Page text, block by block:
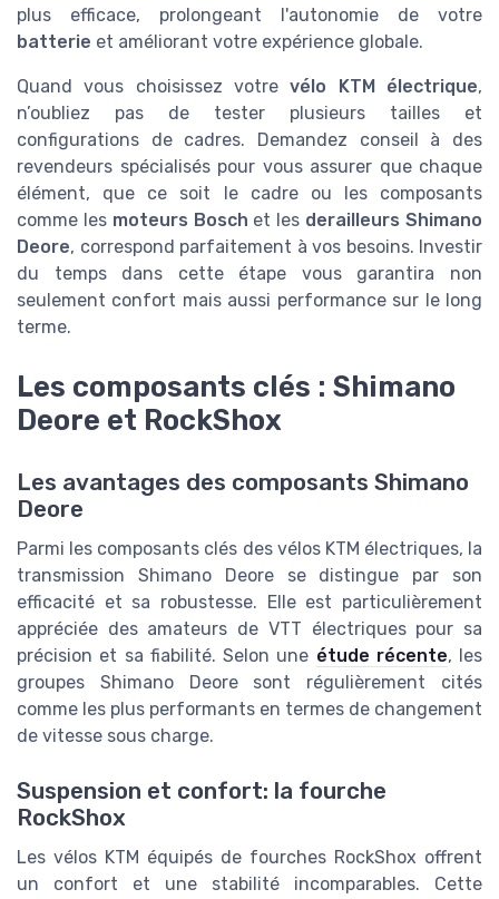
plus efficace, prolongeant l'autonomie de votre
batterie et améliorant votre expérience globale.
Quand vous choisissez votrevélo KTM électrique,
n’oubliez pas de tester plusieurs tailles et
configurations de cadres. Demandez conseil à des
revendeurs spécialisés pour vous assurer que chaque
élément, que ce soit le cadre ou les composants
comme les moteurs Bosch et les derailleurs Shimano
Deore, correspond parfaitement à vos besoins. Investir
du temps dans cette étape vous garantira non
seulement confort mais aussi performance sur le long
terme.
Les composants clés : Shimano
Deore et RockShox
Les avantages des composants Shimano
Deore
Parmi les composants clés des vélos KTM électriques, la
transmission Shimano Deore se distingue par son
efficacité et sa robustesse. Elle est particulièrement
appréciée des amateurs de VTT électriques pour sa
précision et sa fiabilité. Selon une étude récente, les
groupes Shimano Deore sont régulièrement cités
comme les plus performants en termes de changement
de vitesse sous charge.
Suspension et confort: la fourche
RockShox
Les vélos KTM équipés de fourches RockShox offrent
un confort et une stabilité incomparables. Cette